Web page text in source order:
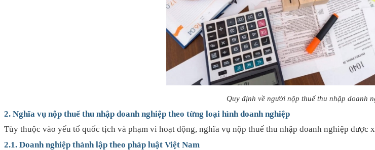
Quy định về người nộp thuế thu nhập doanh
2. Nghĩa vụ nộp thuế thu nhập doanh nghiệp theo từng loại hình doanh nghiệp
Tùy thuộc vào yếu tố quốc tịch và phạm vi hoạt động, nghĩa vụ nộp thuế thu nhập doanh nghiệp được
2.1. Doanh nghiệp thành lập theo pháp luật Việt Nam